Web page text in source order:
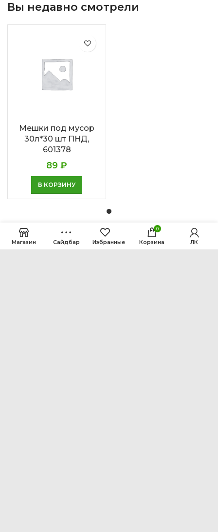
Вы недавно смотрели
Мешки под мусор
30л*30 шт ПНД,
601378
89 ₽
В КОРЗИНУ
Магазин Сайдбар Избранные
0
Корзина ЛК